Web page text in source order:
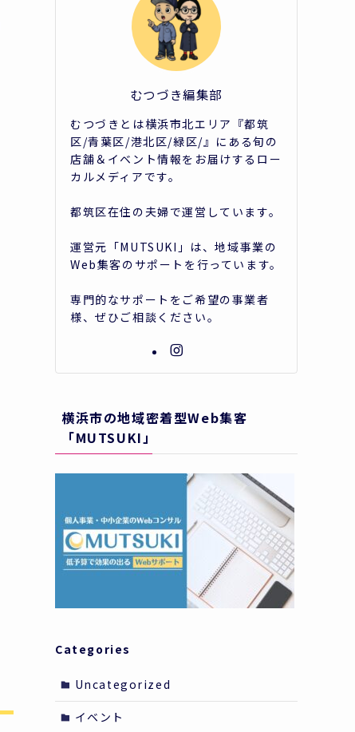
むつづき編集部
むつづきとは横浜市北エリア『都筑
区/青葉区/港北区/緑区/』にある旬の
店舗＆イベント情報をお届けするロー
カルメディアです。
都筑区在住の夫婦で運営しています。
運営元「MUTSUKI」は、地域事業の
Web集客のサポートを行っています。
専門的なサポートをご希望の事業者
様、ぜひご相談ください。
横浜市の地域密着型Web集客
「MUTSUKI」
Categories
Uncategorized
イベント